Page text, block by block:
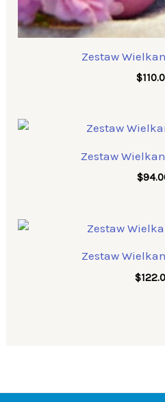
Zestaw
$
Zestaw
$
Zestaw
$